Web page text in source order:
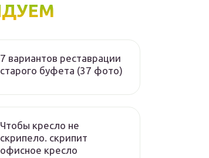
7 вариантов реставрации
старого буфета (37 фото)
Чтобы кресло не
скрипело. скрипит
офисное кресло